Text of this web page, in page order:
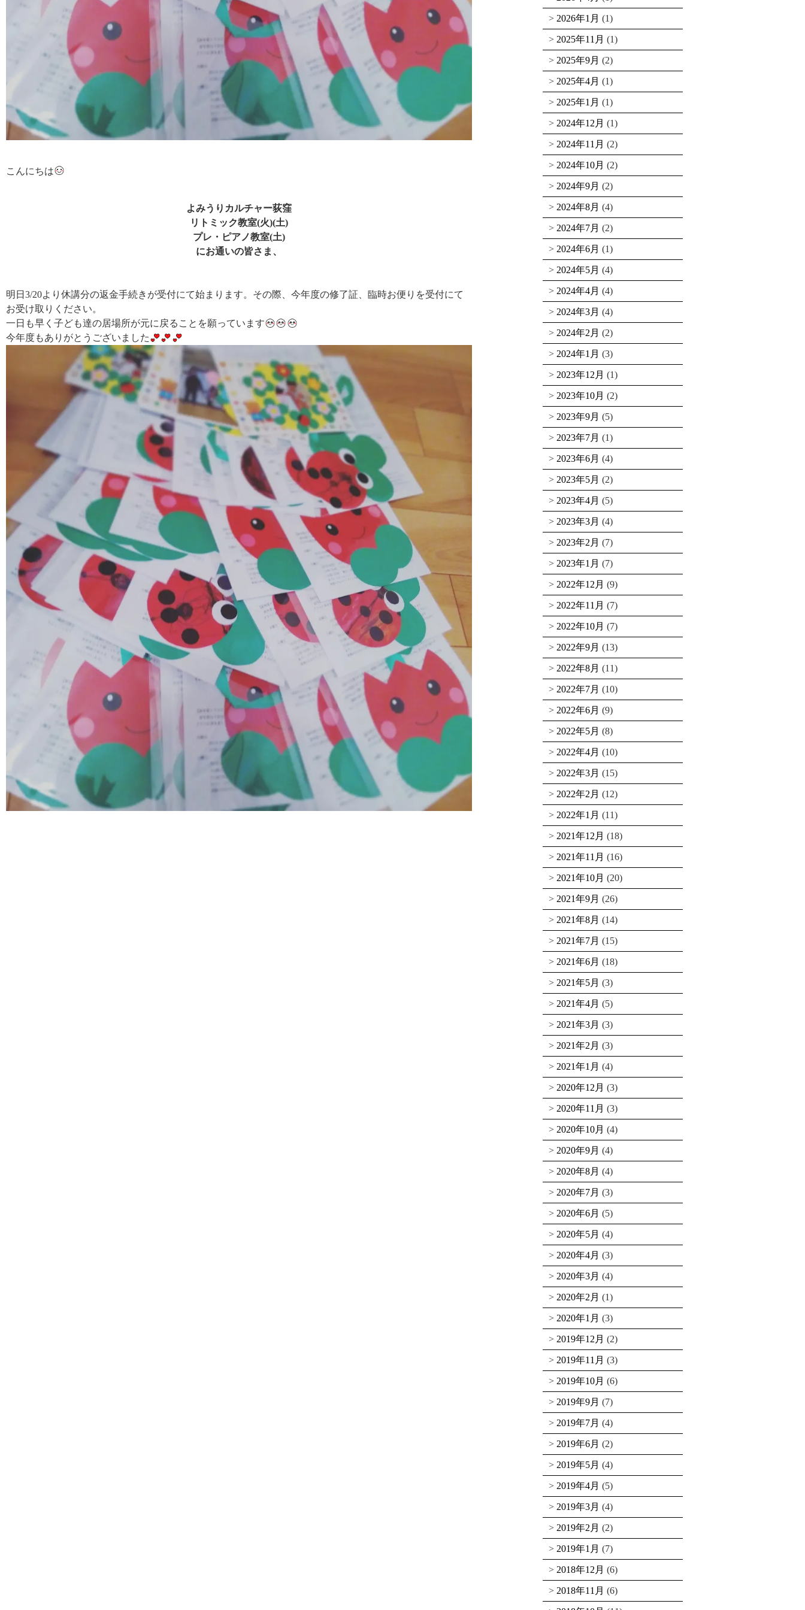
こんにちは
よみうりカルチャー荻窪
リトミック教室(火)(土)
プレ・ピアノ教室(土)
にお通いの皆さま、
明日3/20より休講分の返金手続きが受付にて始まります。その際、今年度の修了証、臨時お便りを受付にて
お受け取りください。
一日も早く子ども達の居場所が元に戻ることを願っています
今年度もありがとうございました
2026年1月 (1)
2025年11月 (1)
2025年9月 (2)
2025年4月 (1)
2025年1月 (1)
2024年12月 (1)
2024年11月 (2)
2024年10月 (2)
2024年9月 (2)
2024年8月 (4)
2024年7月 (2)
2024年6月 (1)
2024年5月 (4)
2024年4月 (4)
2024年3月 (4)
2024年2月 (2)
2024年1月 (3)
2023年12月 (1)
2023年10月 (2)
2023年9月 (5)
2023年7月 (1)
2023年6月 (4)
2023年5月 (2)
2023年4月 (5)
2023年3月 (4)
2023年2月 (7)
2023年1月 (7)
2022年12月 (9)
2022年11月 (7)
2022年10月 (7)
2022年9月 (13)
2022年8月 (11)
2022年7月 (10)
2022年6月 (9)
2022年5月 (8)
2022年4月 (10)
2022年3月 (15)
2022年2月 (12)
2022年1月 (11)
2021年12月 (18)
2021年11月 (16)
2021年10月 (20)
2021年9月 (26)
2021年8月 (14)
2021年7月 (15)
2021年6月 (18)
2021年5月 (3)
2021年4月 (5)
2021年3月 (3)
2021年2月 (3)
2021年1月 (4)
2020年12月 (3)
2020年11月 (3)
2020年10月 (4)
2020年9月 (4)
2020年8月 (4)
2020年7月 (3)
2020年6月 (5)
2020年5月 (4)
2020年4月 (3)
2020年3月 (4)
2020年2月 (1)
2020年1月 (3)
2019年12月 (2)
2019年11月 (3)
2019年10月 (6)
2019年9月 (7)
2019年7月 (4)
2019年6月 (2)
2019年5月 (4)
2019年4月 (5)
2019年3月 (4)
2019年2月 (2)
2019年1月 (7)
2018年12月 (6)
2018年11月 (6)